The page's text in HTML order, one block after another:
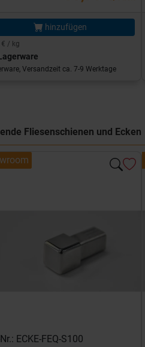
hinzufügen
€ / kg
Versandzeit ca. 7-9 Werktage
Fliesenschienen und Ecken
ECKE-FEQ-S100